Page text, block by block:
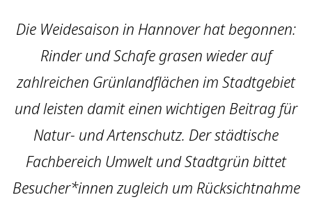
Die Weidesaison in Hannover hat begonnen:
Rinder und Schafe grasen wieder auf
zahlreichen Grünlandflächen im Stadtgebiet
und leisten damit einen wichtigen Beitrag für
Natur- und Artenschutz. Der städtische
Fachbereich Umwelt und Stadtgrün bittet
Besucher*innen zugleich um Rücksichtnahme